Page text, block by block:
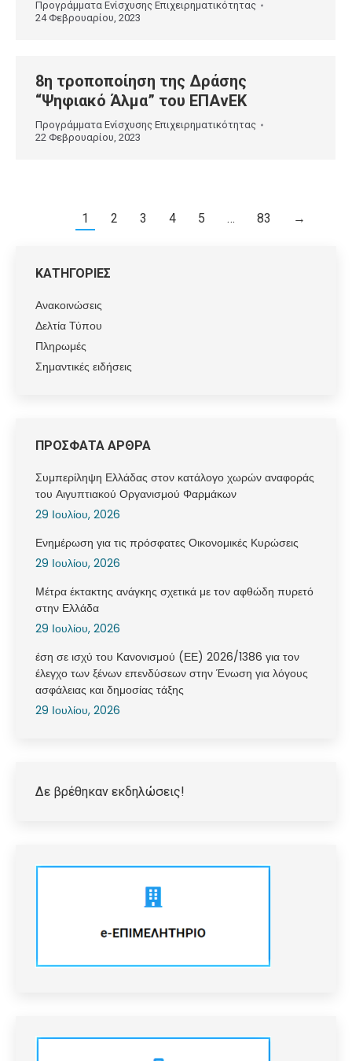
Προγράμματα Ενίσχυσης Επιχειρηματικότητας
24 Φεβρουαρίου, 2023
8η τροποποίηση της Δράσης
“Ψηφιακό Άλμα” του ΕΠΑνΕΚ
Προγράμματα Ενίσχυσης Επιχειρηματικότητας
22 Φεβρουαρίου, 2023
1 2 3 4 5 … 83 →
ΚΑΤΗΓΟΡΙΕΣ
Ανακοινώσεις
Δελτία Τύπου
Πληρωμές
Σημαντικές ειδήσεις
ΠΡΟΣΦΑΤΑ ΑΡΘΡΑ
Συμπερίληψη Ελλάδας στον κατάλογο χωρών αναφοράς
του Αιγυπτιακού Οργανισμού Φαρμάκων
29 Ιουλίου, 2026
Ενημέρωση για τις πρόσφατες Οικονομικές Κυρώσεις
29 Ιουλίου, 2026
Μέτρα έκτακτης ανάγκης σχετικά με τον αφθώδη πυρετό
στην Ελλάδα
29 Ιουλίου, 2026
έση σε ισχύ του Κανονισμού (ΕΕ) 2026/1386 για τον
έλεγχο των ξένων επενδύσεων στην Ένωση για λόγους
ασφάλειας και δημοσίας τάξης
29 Ιουλίου, 2026
Δε βρέθηκαν εκδηλώσεις!